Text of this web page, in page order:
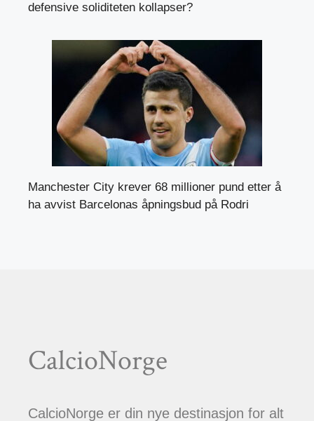
defensive soliditeten kollapser?
Manchester City krever 68 millioner pund etter å
ha avvist Barcelonas åpningsbud på Rodri
CalcioNorge
CalcioNorge er din nye destinasjon for alt